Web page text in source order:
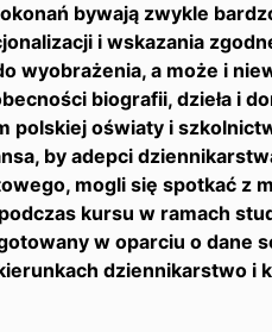
bywają zwykle
i wskazania
wyobrażenia, a może i
biografii, dzieła i
polskiej oświaty i
by adepci
mogli się spotkać z
kursu w ramach
w oparciu o dane
dziennikarstwo i